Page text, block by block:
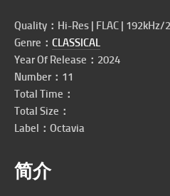
Quality：Hi-Res | FLAC | 192kHz/
Genre： CLASSICAL
Year Of Release：2024
Number：11
Total Time：
Total Size：
Label：Octavia
简介